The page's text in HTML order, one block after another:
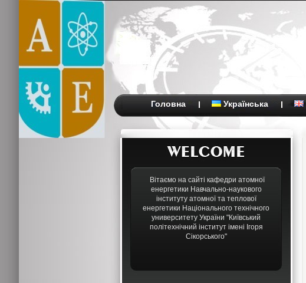
Головна Українська
Вітаємо на сайті кафедри атомної
енергетики Навчально-наукового
інституту атомної та теплової
енергетики Національного технічного
университету України "Київський
політехнічний інститут імені Ігоря
Сікорського"